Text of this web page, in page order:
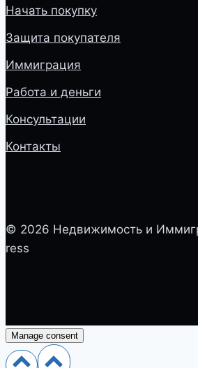
Начать покупку
Защита покупателя
Иммиграция
Работа и деньги
Консультации
Контакты
© 2026 Недвижимость и
ress
Manage consent